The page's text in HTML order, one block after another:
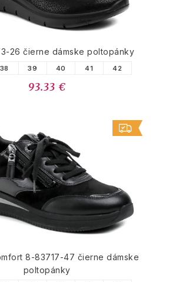
26 čierne dámske poltopánky
38 39 40 41 42
93.33 €
8-83717-47 čierne dámske
poltopánky